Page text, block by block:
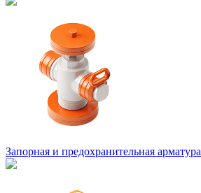
Запорная и предохранительная арматура